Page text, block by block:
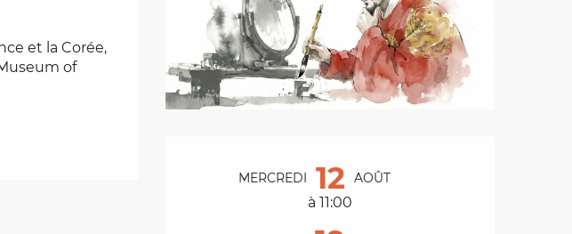
Ouverture et
MERCREDI 12 AOÛT
à 11:00
et la Corée,
of